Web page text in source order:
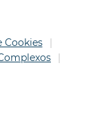
Cookies